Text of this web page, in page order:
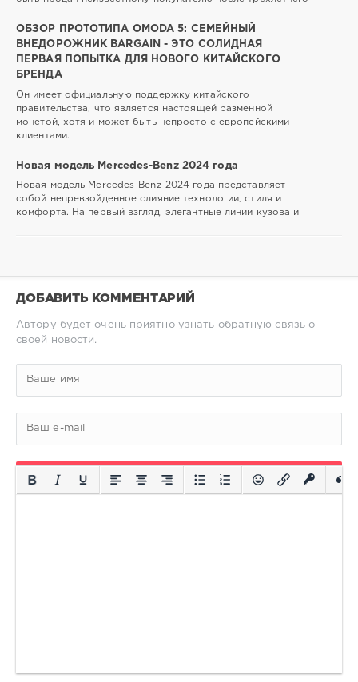
ОБЗОР ПРОТОТИПА OMODA 5: СЕМЕЙНЫЙ
ВНЕДОРОЖНИК BARGAIN - ЭТО СОЛИДНАЯ
ПЕРВАЯ ПОПЫТКА ДЛЯ НОВОГО КИТАЙСКОГО
БРЕНДА
Он имеет официальную поддержку китайского
правительства, что является настоящей разменной
монетой, хотя и может быть непросто с европейскими
клиентами.
Новая модель Mercedes-Benz 2024 года
Новая модель Mercedes-Benz 2024 года представляет
собой непревзойденное слияние технологии, стиля и
комфорта. На первый взгляд, элегантные линии кузова и
ДОБАВИТЬ КОММЕНТАРИЙ
Автору будет очень приятно узнать обратную связь о
своей новости.